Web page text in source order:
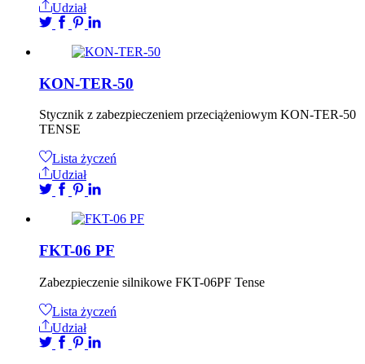
Udział
KON-TER-50
Stycznik z zabezpieczeniem przeciążeniowym KON-TER-50
TENSE
Lista życzeń
Udział
FKT-06 PF
Zabezpieczenie silnikowe FKT-06PF Tense
Lista życzeń
Udział